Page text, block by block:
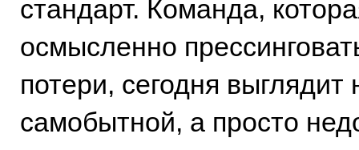
стандарт. Команда,
осмысленно
потери, сегодня выглядит
самобытной, а просто